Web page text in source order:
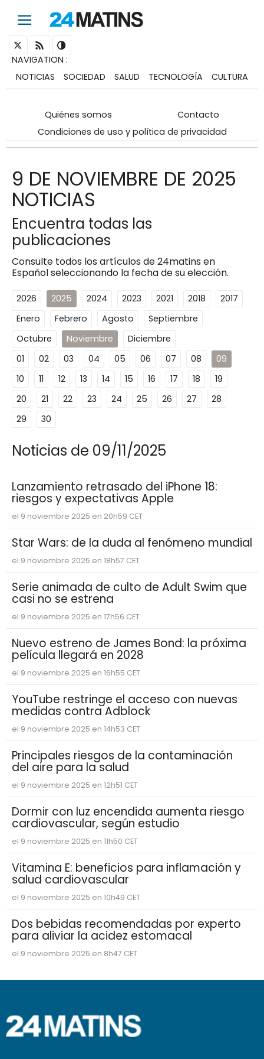
NAVIGATION :
NOTICIAS
SOCIEDAD SALUD TECNOLOGÍA CULTURA
Quiénes somos
Contacto
Condiciones de uso y política de privacidad
9 DE NOVIEMBRE DE 2025
NOTICIAS
Encuentra todas las
publicaciones
Consulte todos los artículos de 24matins en
Español seleccionando la fecha de su elección.
2026 2025 2024 2023 2021 2018
2017
Enero
Febrero Agosto
Septiembre
Octubre
Noviembre
Diciembre
01
02 03 04 05 06 07 08
09
10
11 12 13 14 15 16 17 18
19
20
21 22 23 24 25 26 27
28
29
30
Noticias de 09/11/2025
Lanzamiento retrasado del iPhone 18:
riesgos y expectativas Apple
el 9 noviembre 2025 en 20h59 CET
Star Wars: de la duda al fenómeno mundial
el 9 noviembre 2025 en 18h57 CET
Serie animada de culto de Adult Swim que
casi no se estrena
el 9 noviembre 2025 en 17h56 CET
Nuevo estreno de James Bond: la próxima
película llegará en 2028
el 9 noviembre 2025 en 16h55 CET
YouTube restringe el acceso con nuevas
medidas contra Adblock
el 9 noviembre 2025 en 14h53 CET
Principales riesgos de la contaminación
del aire para la salud
el 9 noviembre 2025 en 12h51 CET
Dormir con luz encendida aumenta riesgo
cardiovascular, según estudio
el 9 noviembre 2025 en 11h50 CET
Vitamina E: beneficios para inflamación y
salud cardiovascular
el 9 noviembre 2025 en 10h49 CET
Dos bebidas recomendadas por experto
para aliviar la acidez estomacal
el 9 noviembre 2025 en 8h47 CET